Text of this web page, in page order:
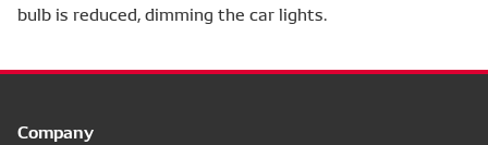
bulb is reduced, dimming the car lights.
Company